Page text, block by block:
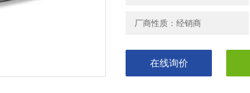
厂商性质：经销商
在线询价